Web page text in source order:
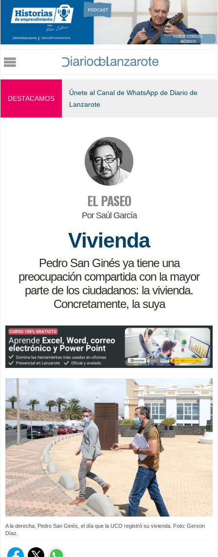
Jump to navigation
DESTACAMOS
Únete al Canal de WhatsApp de Diario de
Lanzarote
EL PASEO
Por Saúl García
Vivienda
Pedro San Ginés ya tiene una
preocupación compartida con la mayor
parte de los ciudadanos: la vivienda.
Concretamente, la suya
A la derecha, Pedro San Ginés, el día que la UCO registró su vivienda. Foto: Gerson
Díaz.